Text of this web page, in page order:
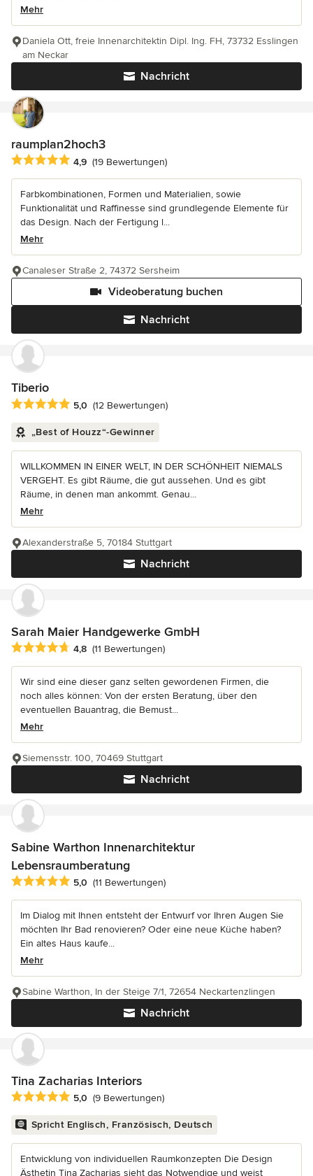
Mehr
Nachricht
Daniela Ott, freie Innenarchitektin Dipl. Ing. FH, 73732 Esslingen
am Neckar
raumplan2hoch3
Durchschnittliche Bewertung: 4.9 von 5 Sternen
4,9 (19 Bewertungen)
Farbkombinationen, Formen und Materialien, sowie
Funktionalität und Raffinesse sind grundlegende Elemente für
das Design. Nach der Fertigung l...
Mehr
Nachricht
Videoberatung buchen
Canaleser Straße 2, 74372 Sersheim
Tiberio
Durchschnittliche Bewertung: 5 von 5 Sternen
5,0 (12 Bewertungen)
„Best of Houzz“-Gewinner
WILLKOMMEN IN EINER WELT, IN DER SCHÖNHEIT NIEMALS
VERGEHT. Es gibt Räume, die gut aussehen. Und es gibt
Räume, in denen man ankommt. Genau...
Mehr
Nachricht
Alexanderstraße 5, 70184 Stuttgart
Sarah Maier Handgewerke GmbH
Durchschnittliche Bewertung: 4.8 von 5 Sternen
4,8 (11 Bewertungen)
Wir sind eine dieser ganz selten gewordenen Firmen, die
noch alles können: Von der ersten Beratung, über den
eventuellen Bauantrag, die Bemust...
Mehr
Nachricht
Siemensstr. 100, 70469 Stuttgart
Sabine Warthon Innenarchitektur
Lebensraumberatung
Durchschnittliche Bewertung: 5 von 5 Sternen
5,0 (11 Bewertungen)
Im Dialog mit Ihnen entsteht der Entwurf vor Ihren Augen Sie
möchten Ihr Bad renovieren? Oder eine neue Küche haben?
Ein altes Haus kaufe...
Mehr
Nachricht
Sabine Warthon, In der Steige 7/1, 72654 Neckartenzlingen
Tina Zacharias Interiors
Durchschnittliche Bewertung: 5 von 5 Sternen
5,0 (9 Bewertungen)
Spricht Englisch, Französisch, Deutsch
Entwicklung von individuellen Raumkonzepten Die Design
Ästhetin Tina Zacharias sieht das Notwendige und weist